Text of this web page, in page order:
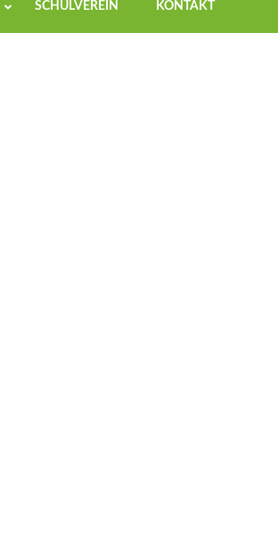
SCHULVEREIN KONTAKT